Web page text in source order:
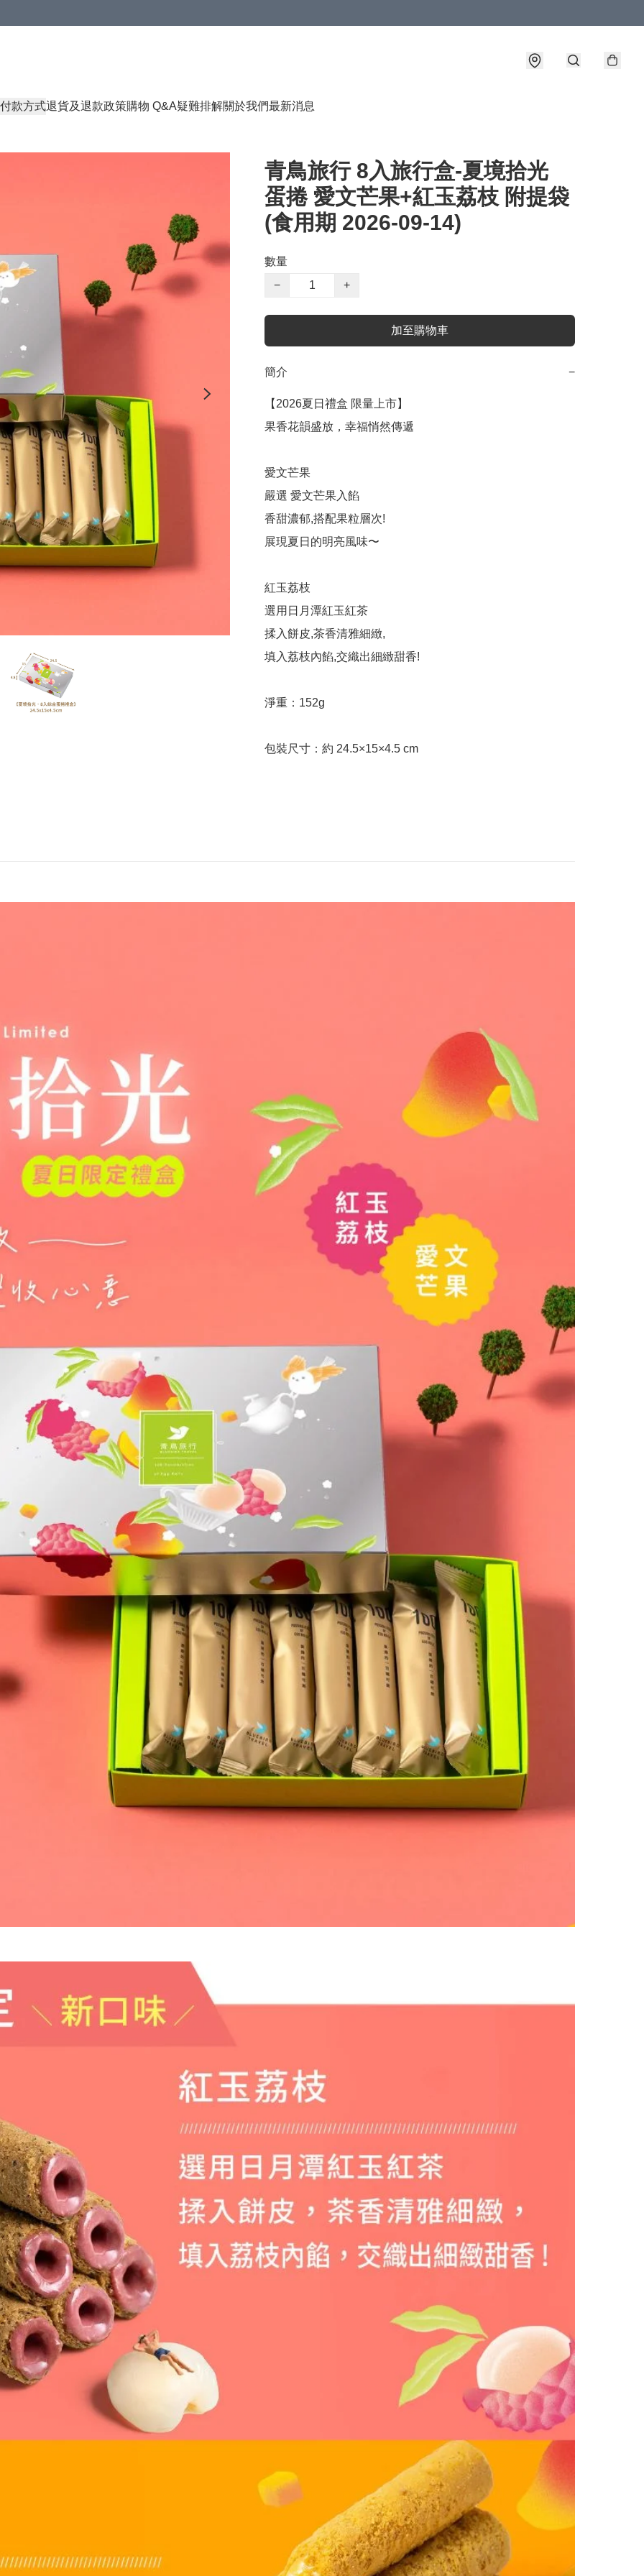
付款方式退貨及退款政策購物 Q&A疑難排解關於我們最新消息
青鳥旅行 8入旅行盒-夏境拾光
蛋捲 愛文芒果+紅玉荔枝 附提袋
(食用期 2026-09-14)
數量
−
+
加至購物車
簡介 −
【2026夏日禮盒 限量上市】
果香花韻盛放，幸福悄然傳遞
愛文芒果
嚴選 愛文芒果入餡
香甜濃郁,搭配果粒層次!
展現夏日的明亮風味〜
紅玉荔枝
選用日月潭紅玉紅茶
揉入餅皮,茶香清雅細緻,
填入荔枝內餡,交織出細緻甜香!
淨重：152g
包裝尺寸：約 24.5×15×4.5 cm